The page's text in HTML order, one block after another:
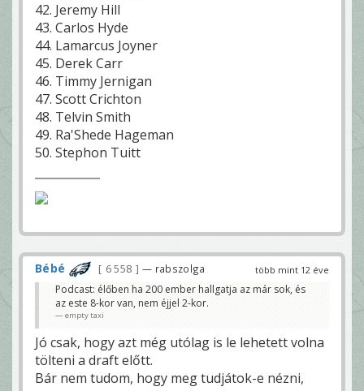
42. Jeremy Hill
43. Carlos Hyde
44. Lamarcus Joyner
45. Derek Carr
46. Timmy Jernigan
47. Scott Crichton
48. Telvin Smith
49. Ra'Shede Hageman
50. Stephon Tuitt
több mint 12 éve
Bébé 6 558 — rabszolga
Podcast: élőben ha 200 ember hallgatja az már sok, és
az este 8-kor van, nem éjjel 2-kor.
empty taxi
Jó csak, hogy azt még utólag is le lehetett volna
tölteni a draft előtt.
Bár nem tudom, hogy meg tudjátok-e nézni,